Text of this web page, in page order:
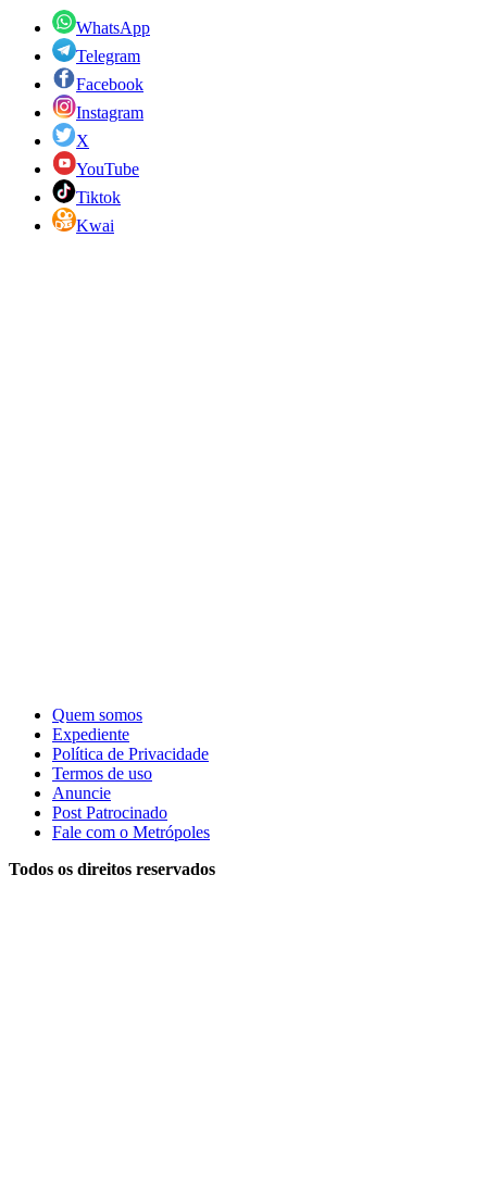
WhatsApp
Telegram
Facebook
Instagram
X
YouTube
Tiktok
Kwai
Quem somos
Expediente
Política de Privacidade
Termos de uso
Anuncie
Post Patrocinado
Fale com o Metrópoles
Todos os direitos reservados